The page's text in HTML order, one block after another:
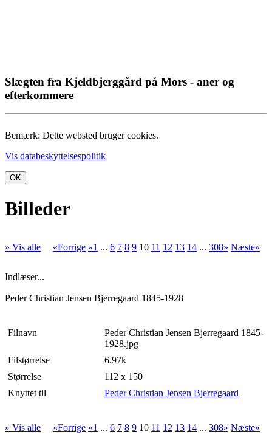
Slægten fra Kjeldbjerggård på Mors - aner og
efterkommere
Bemærk: Dette websted bruger cookies.
Vis databeskyttelsespolitik
OK
Billeder
» Vis alle «Forrige «1 ... 6 7 8 9 10 11 12 13 14 ... 308» Næste»
Indlæser...
Peder Christian Jensen Bjerregaard 1845-1928
Filnavn
Peder Christian Jensen Bjerregaard 1845-
1928.jpg
Filstørrelse
6.97k
Størrelse
112 x 150
Knyttet til
Peder Christian Jensen Bjerregaard
» Vis alle «Forrige «1 ... 6 7 8 9 10 11 12 13 14 ... 308» Næste»